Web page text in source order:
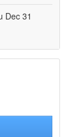
Dec 31